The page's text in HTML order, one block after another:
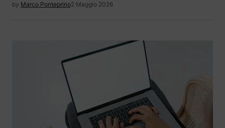
by Marco Ponteprino2 Maggio 2026